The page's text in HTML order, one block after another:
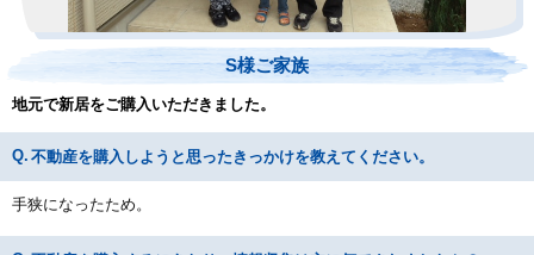
S様ご家族
地元で新居をご購入いただきました。
不動産を購入しようと思ったきっかけを教えてください。
手狭になったため。